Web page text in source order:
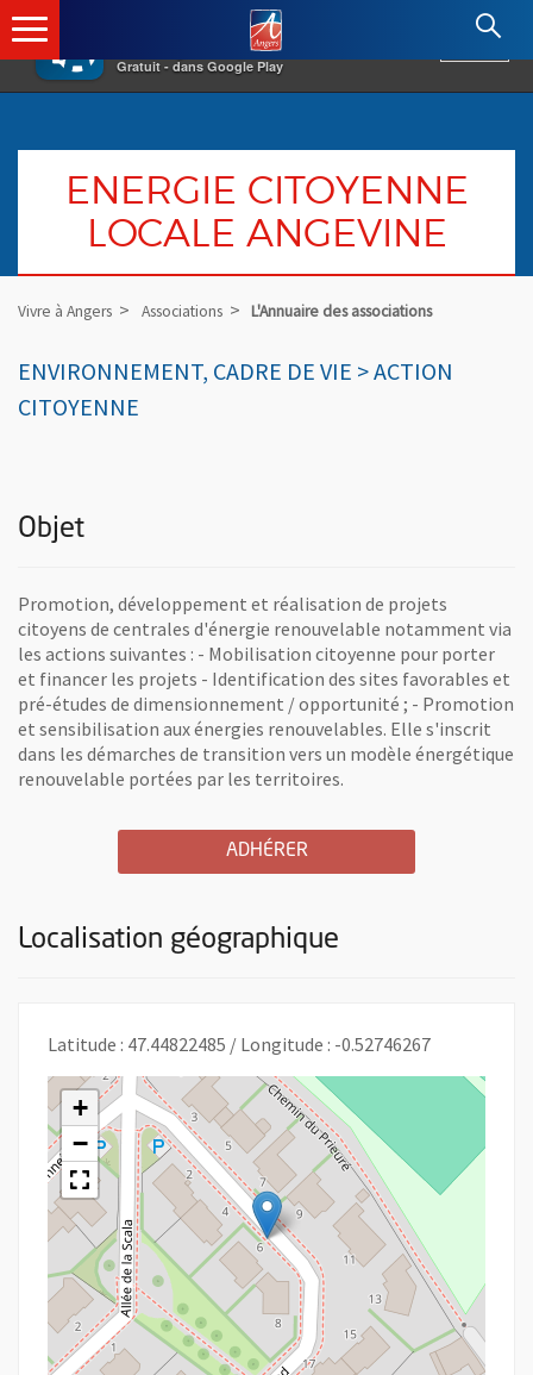
×
Gratuit - dans Google Play
Angers.fr : Retour à l'accueil
ENERGIE CITOYENNE
LOCALE ANGEVINE
Vivre à Angers Associations L'Annuaire des associations
ENVIRONNEMENT, CADRE DE VIE > ACTION
CITOYENNE
Objet
Promotion, développement et réalisation de projets
citoyens de centrales d'énergie renouvelable notamment via
les actions suivantes : - Mobilisation citoyenne pour porter
et financer les projets - Identification des sites favorables et
pré-études de dimensionnement / opportunité ; - Promotion
et sensibilisation aux énergies renouvelables. Elle s'inscrit
dans les démarches de transition vers un modèle énergétique
renouvelable portées par les territoires.
ADHÉRERA L'ASSOCIATION
, OUVRE UNE NOUVELLE
Localisation géographique
Latitude : 47.44822485 / Longitude : -0.52746267
+
−